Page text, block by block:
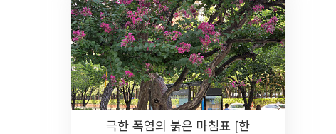
극한 폭염의 붉은 마침표 [한